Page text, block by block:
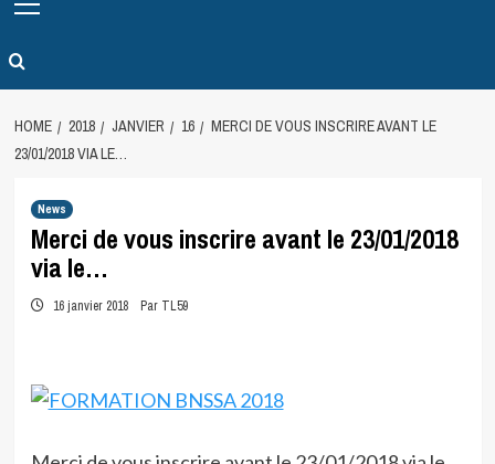
Menu
HOME 2018 JANVIER 16
MERCI DE VOUS INSCRIRE AVANT LE
23/01/2018 VIA LE…
News
Merci de vous inscrire avant le 23/01/2018
via le…
16 janvier 2018 Par TL59